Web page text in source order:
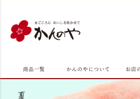
商品一覧 かんのやについて お店